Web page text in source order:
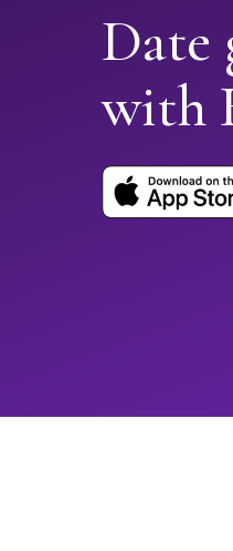
Date
with